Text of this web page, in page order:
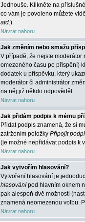
Jednouše. Klikněte na
co vám je povoleno můžete
atd.).
Návrat nahoru
Jak změním nebo smažu
V případě, že nejste moderátor
omezeného času po přispění)
dodatek u příspěvku, který
moderátor či administrátor
na něj již někdo odpověděl.
Návrat nahoru
Jak přidám podpis k mému
Přidat podpis znamená, že si
zatržením položky Připojit
(je možné nepřidávat podpis k
Návrat nahoru
Jak vytvořím hlasování?
Vytvoření hlasování je
hlasování pod hlavním oknem
pak alespoň dvě možnosti
znamená neomezenou volbu.
Návrat nahoru